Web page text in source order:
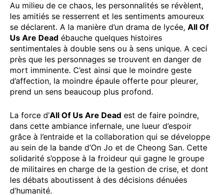
Au milieu de ce chaos, les personnalités se révèlent,
les amitiés se resserrent et les sentiments amoureux
se déclarent. A la manière d’un drama de lycée, All Of
Us Are Dead ébauche quelques histoires
sentimentales à double sens ou à sens unique. A ceci
près que les personnages se trouvent en danger de
mort imminente. C’est ainsi que le moindre geste
d’affection, la moindre épaule offerte pour pleurer,
prend un sens beaucoup plus profond.
La force d’All Of Us Are Dead est de faire poindre,
dans cette ambiance infernale, une lueur d’espoir
grâce à l’entraide et la collaboration qui se développe
au sein de la bande d’On Jo et de Cheong San. Cette
solidarité s’oppose à la froideur qui gagne le groupe
de militaires en charge de la gestion de crise, et dont
les débats aboutissent à des décisions dénuées
d’humanité.